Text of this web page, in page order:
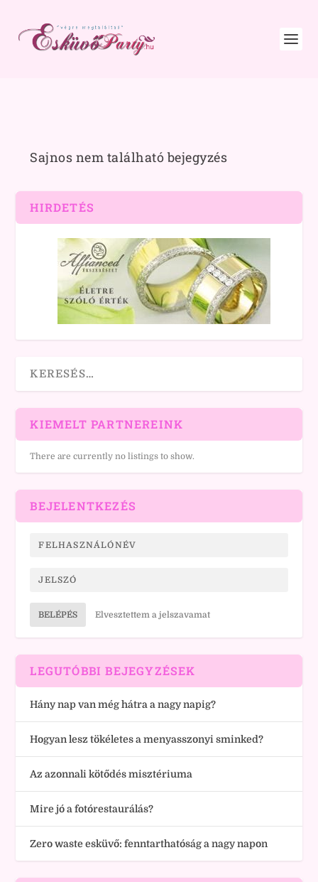
Sajnos nem található bejegyzés
HIRDETÉS
KIEMELT PARTNEREINK
There are currently no listings to show.
BEJELENTKEZÉS
BELÉPÉS Elvesztettem a jelszavamat
LEGUTÓBBI BEJEGYZÉSEK
Hány nap van még hátra a nagy napig?
Hogyan lesz tökéletes a menyasszonyi sminked?
Az azonnali kötődés misztériuma
Mire jó a fotórestaurálás?
Zero waste esküvő: fenntarthatóság a nagy napon